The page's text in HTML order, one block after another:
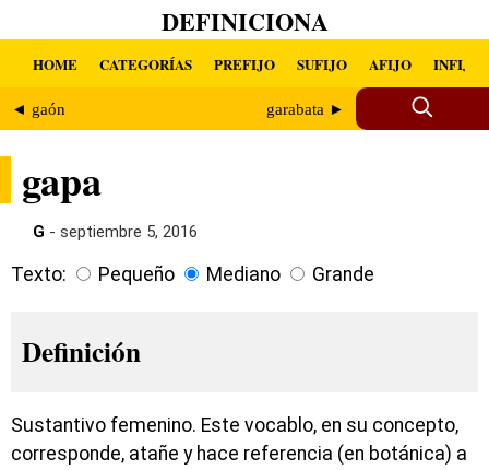
DEFINICIONA
HOME CATEGORÍAS PREFIJO SUFIJO AFIJO INFIJO
◄ gaón garabata ►
gapa
G - septiembre 5, 2016
Texto: Pequeño Mediano Grande
Definición
Sustantivo femenino. Este vocablo, en su concepto,
corresponde, atañe y hace referencia (en botánica) a